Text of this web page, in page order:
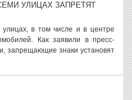
УЛИЦАХ ЗАПРЕТЯТ
улицах, в том числе и в центре
Как заявили в пресс-
запрещающие знаки установят